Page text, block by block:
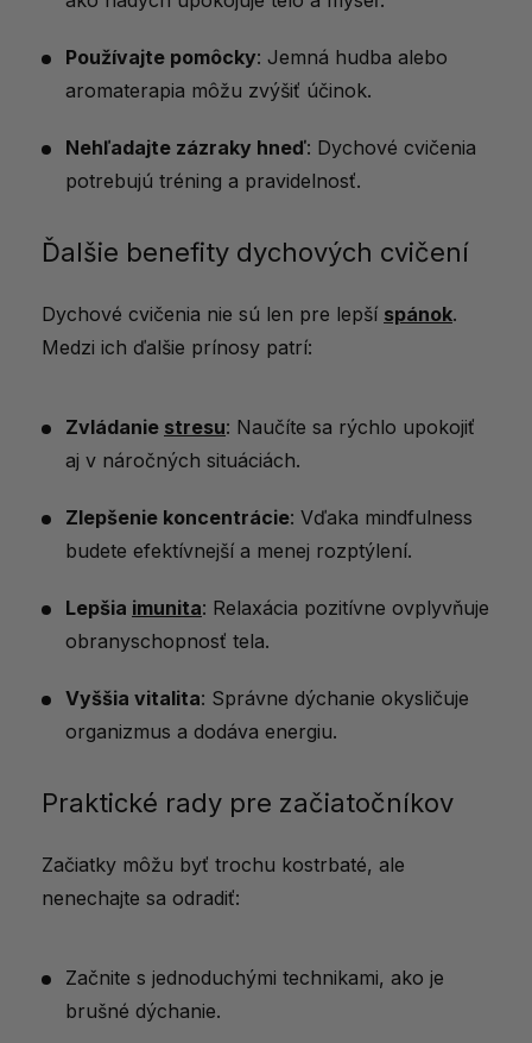
Používajte pomôcky: Jemná hudba alebo
aromaterapia môžu zvýšiť účinok.
Nehľadajte zázraky hneď: Dychové cvičenia
potrebujú tréning a pravidelnosť.
Ďalšie benefity dychových cvičení
Dychové cvičenia nie sú len pre lepší spánok.
Medzi ich ďalšie prínosy patrí:
Zvládanie stresu: Naučíte sa rýchlo upokojiť
aj v náročných situáciách.
Zlepšenie koncentrácie: Vďaka mindfulness
budete efektívnejší a menej rozptýlení.
Lepšia imunita: Relaxácia pozitívne ovplyvňuje
obranyschopnosť tela.
Vyššia vitalita: Správne dýchanie okysličuje
organizmus a dodáva energiu.
Praktické rady pre začiatočníkov
Začiatky môžu byť trochu kostrbaté, ale
nenechajte sa odradiť:
Začnite s jednoduchými technikami, ako je
brušné dýchanie.